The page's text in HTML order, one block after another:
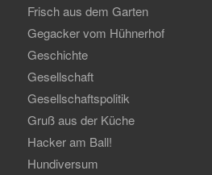
Frisch aus dem Garten
Gegacker vom Hühnerhof
Geschichte
Gesellschaft
Gesellschaftspolitik
Gruß aus der Küche
Hacker am Ball!
Hundiversum